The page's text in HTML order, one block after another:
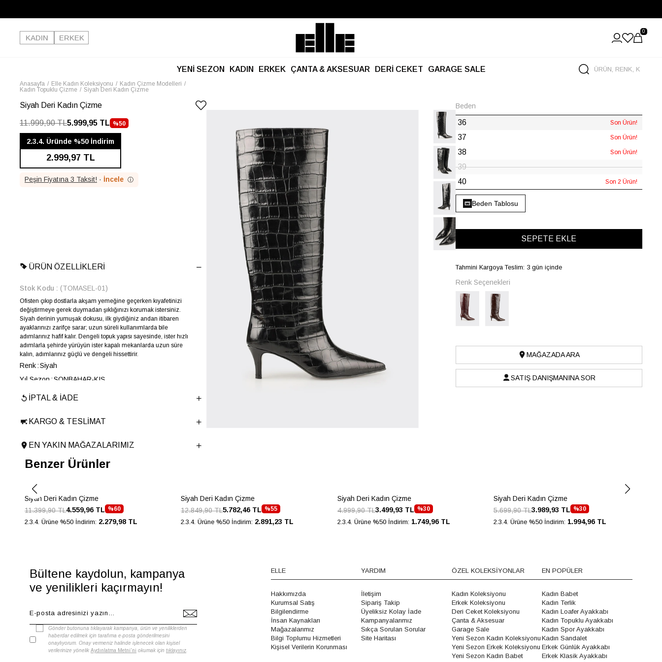
Kargo Ücretsiz!
KADIN
ERKEK
0
YENİ SEZON KADIN ERKEK ÇANTA & AKSESUAR DERİ CEKET GARAGE SALE
Anasayfa Elle Kadın Koleksiyonu
Kadın Çizme Modelleri
Kadın Topuklu Çizme
Siyah Deri Kadın Çizme
Siyah Deri Kadın Çizme
11.999,90 TL5.999,95 TL %50
İNDIRIM
2.3.4. Üründe %50 İndirim
2.999,97 TL
Peşin Fiyatına 3 Taksit! · İncele ⓘ
ÜRÜN ÖZELLIKLERI
Stok Kodu (TOMASEL-01)
Ofisten çıkıp dostlarla akşam yemeğine geçerken kıyafetinizi
değiştirmeye gerek duymadan şıklığınızı korumak istersiniz.
Siyah derinin yumuşak dokusu, ilk giydiğiniz andan itibaren
ayaklarınızı zarifçe sarar; uzun süreli kullanımlarda bile
adımlarınız hafif kalır. Dengeli topuk yapısı sayesinde, ister hızlı
adımlarla şehirde yürüyün ister kapalı mekanlarda uzun süre
kalın, adımlarınız güçlü ve dengeli hissettirir.
Renk Siyah
Yıl Sezon SONBAHAR-KIŞ
Marka ELLE
Ana Malzeme
İnek Derisi
Topuk Boyu 6.5 cm
Taban Malzemesi TPU
Menşei
Ürün Grubu
CIZME
İPTAL & İADE
KARGO & TESLIMAT
EN YAKIN MAĞAZALARIMIZ
Beden
36 Son Ürün!
37 Son Ürün!
38 Son Ürün!
39
40
Son 2 Ürün!
Beden Tablosu
Tahmini Kargoya Teslim: 3 gün içinde
Renk Seçenekleri
MAĞAZADA ARA
SATIŞ DANIŞMANINA SOR
Benzer Ürünler
Siyah Deri Kadın Çizme
%60
4.559,96 TL
11.399,90 TL
2.3.4. Ürüne %50 İndirim: 2.279,98 TL
Siyah Deri Kadın Çizme
%55
5.782,46 TL
12.849,90 TL
2.3.4. Ürüne %50 İndirim: 2.891,23 TL
Siyah Deri Kadın Çizme
%30
3.499,93 TL
4.999,90 TL
2.3.4. Ürüne %50 İndirim: 1.749,96 TL
Siyah Deri Kadın Çizme
%30
3.989,93 TL
5.699,90 TL
2.3.4. Ürüne %50 İndirim: 1.994,96 TL
Bültene kaydolun, kampanya
ve yenilikleri kaçırmayın!
Gönder butonuna tıklayarak kampanya, ürün ve yeniliklerden
haberdar edilmek için tarafıma e-posta gönderilmesini
onaylıyorum. Onay vermeniz halinde işlenecek olan kişisel
verilerinize yönelik Aydınlatma Metni'ni okumak için tıklayınız
ELLE
Hakkımızda
Kurumsal Satış
Bilgilendirme
İnsan Kaynakları
Mağazalarımız
Bilgi Toplumu Hizmetleri
Kişisel Verilerin Korunması
YARDIM
İletişim
Sipariş Takip
Üyeliksiz Kolay İade
Kampanyalarımız
Sıkça Sorulan Sorular
Site Haritası
ÖZEL KOLEKSİYONLAR
Kadın Koleksiyonu
Erkek Koleksiyonu
Deri Ceket Koleksiyonu
Çanta & Aksesuar
Garage Sale
Yeni Sezon Kadın Koleksiyonu
Yeni Sezon Erkek Koleksiyonu
Yeni Sezon Kadın Babet
EN POPÜLER
Kadın Babet
Kadın Terlik
Kadın Loafer Ayakkabı
Kadın Topuklu Ayakkabı
Kadın Spor Ayakkabı
Kadın Sandalet
Erkek Günlük Ayakkabı
Erkek Klasik Ayakkabı